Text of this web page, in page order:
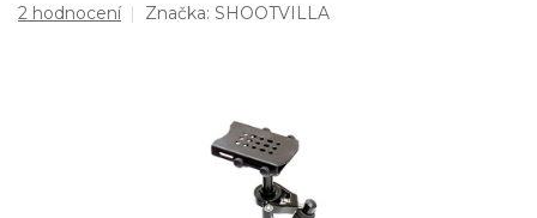
Průměrné
2 hodnocení Značka: SHOOTVILLA